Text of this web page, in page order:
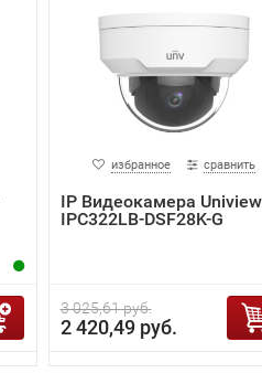
избранное сравнить
IP Видеокамера Uniview
IPC322LB-DSF28K-G
3 025,61 руб.
2 420,49 руб.